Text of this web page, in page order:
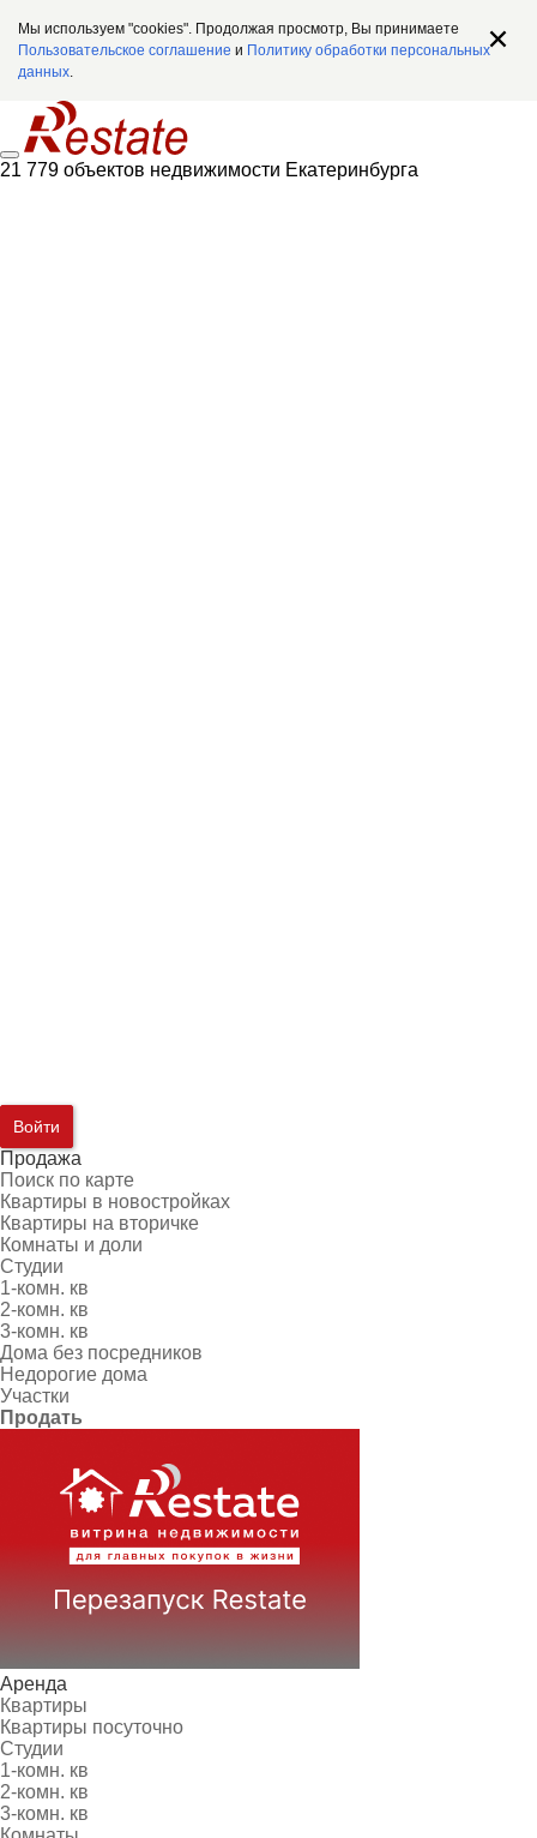
Мы используем "cookies". Продолжая просмотр, Вы принимаете
Пользовательское соглашение и Политику обработки персональных
данных.
21 779 объектов недвижимости Екатеринбурга
Войти
Продажа
Поиск по карте
Квартиры в новостройках
Квартиры на вторичке
Комнаты и доли
Студии
1-комн. кв
2-комн. кв
3-комн. кв
Дома без посредников
Недорогие дома
Участки
Продать
Аренда
Квартиры
Квартиры посуточно
Студии
1-комн. кв
2-комн. кв
3-комн. кв